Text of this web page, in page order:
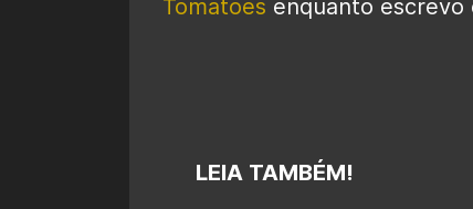
Tomatoes enquanto escrevo
LEIA TAMBÉM!